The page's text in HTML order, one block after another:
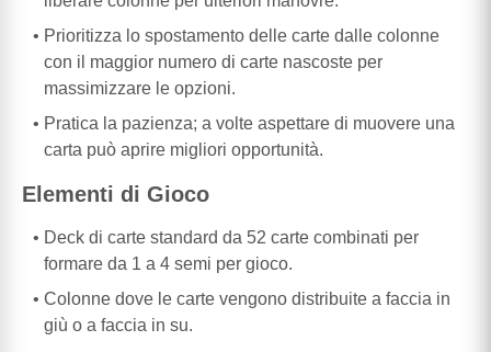
Prioritizza lo spostamento delle carte dalle colonne
con il maggior numero di carte nascoste per
massimizzare le opzioni.
Pratica la pazienza; a volte aspettare di muovere una
carta può aprire migliori opportunità.
Elementi di Gioco
Deck di carte standard da 52 carte combinati per
formare da 1 a 4 semi per gioco.
Colonne dove le carte vengono distribuite a faccia in
giù o a faccia in su.